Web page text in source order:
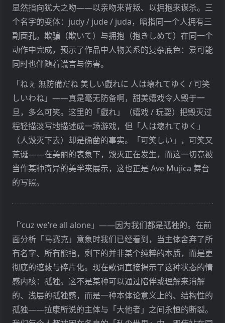
显然指向犹大之吻——以亲吻来背叛、以拥抱来谋杀。三
个名字的变体：judy / jude / juda，暗指同一个人拥有三
副面孔。欺骗（欺いて）与拥抱（抱きしめて）在同一个
动作中完成，预示了作品中人物关系的复杂底色：爱可能
同时也伴随着谎言与伤害。
「ねぇ 無防備だね 美しい戯れに 人は壊れてゆく / 可笑
しいわね」——真是毫无防备啊，甜美嬉戏令人毁于一
旦，多么可笑。这里的「戯れ」（嬉戏 / 玩耍）把毁灭过
程轻描淡写地描述成一场游戏，但「人は壊れてゆく」
（人毁灭下去）却是确凿的事实。「可笑しい」，可笑又
荒诞——在美丽的表象下，毁灭正在发生，而这一切竟被
当作某种奇异的美学来展示，这也正是 Ave Mujica 舞台
的写照。
「‘cuz we’re all alone」——因为我们都是孤独的。在前
面分析「马赛克」意象时我们已经看到，当主体舍弃了所
有名字、所有能指，剩下的并非某个纯粹的本质，而是更
彻底的遮蔽与碎片化。现在歌词直接揭示了这种状态的情
感内核：孤独。这不是某种可以通过陪伴或理解来消解
的、浅层的孤独感，而是一种本体论意义上的、结构性的
孤独——拉康所说的主体与「大他者」之间永恒的断裂。